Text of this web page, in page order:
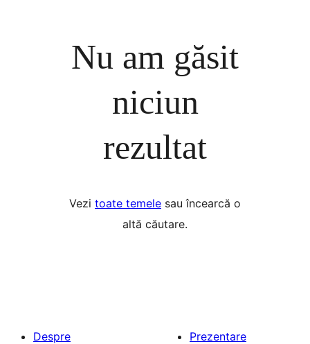
Nu am găsit
niciun
rezultat
Vezi toate temele sau încearcă o
altă căutare.
Despre
Prezentare